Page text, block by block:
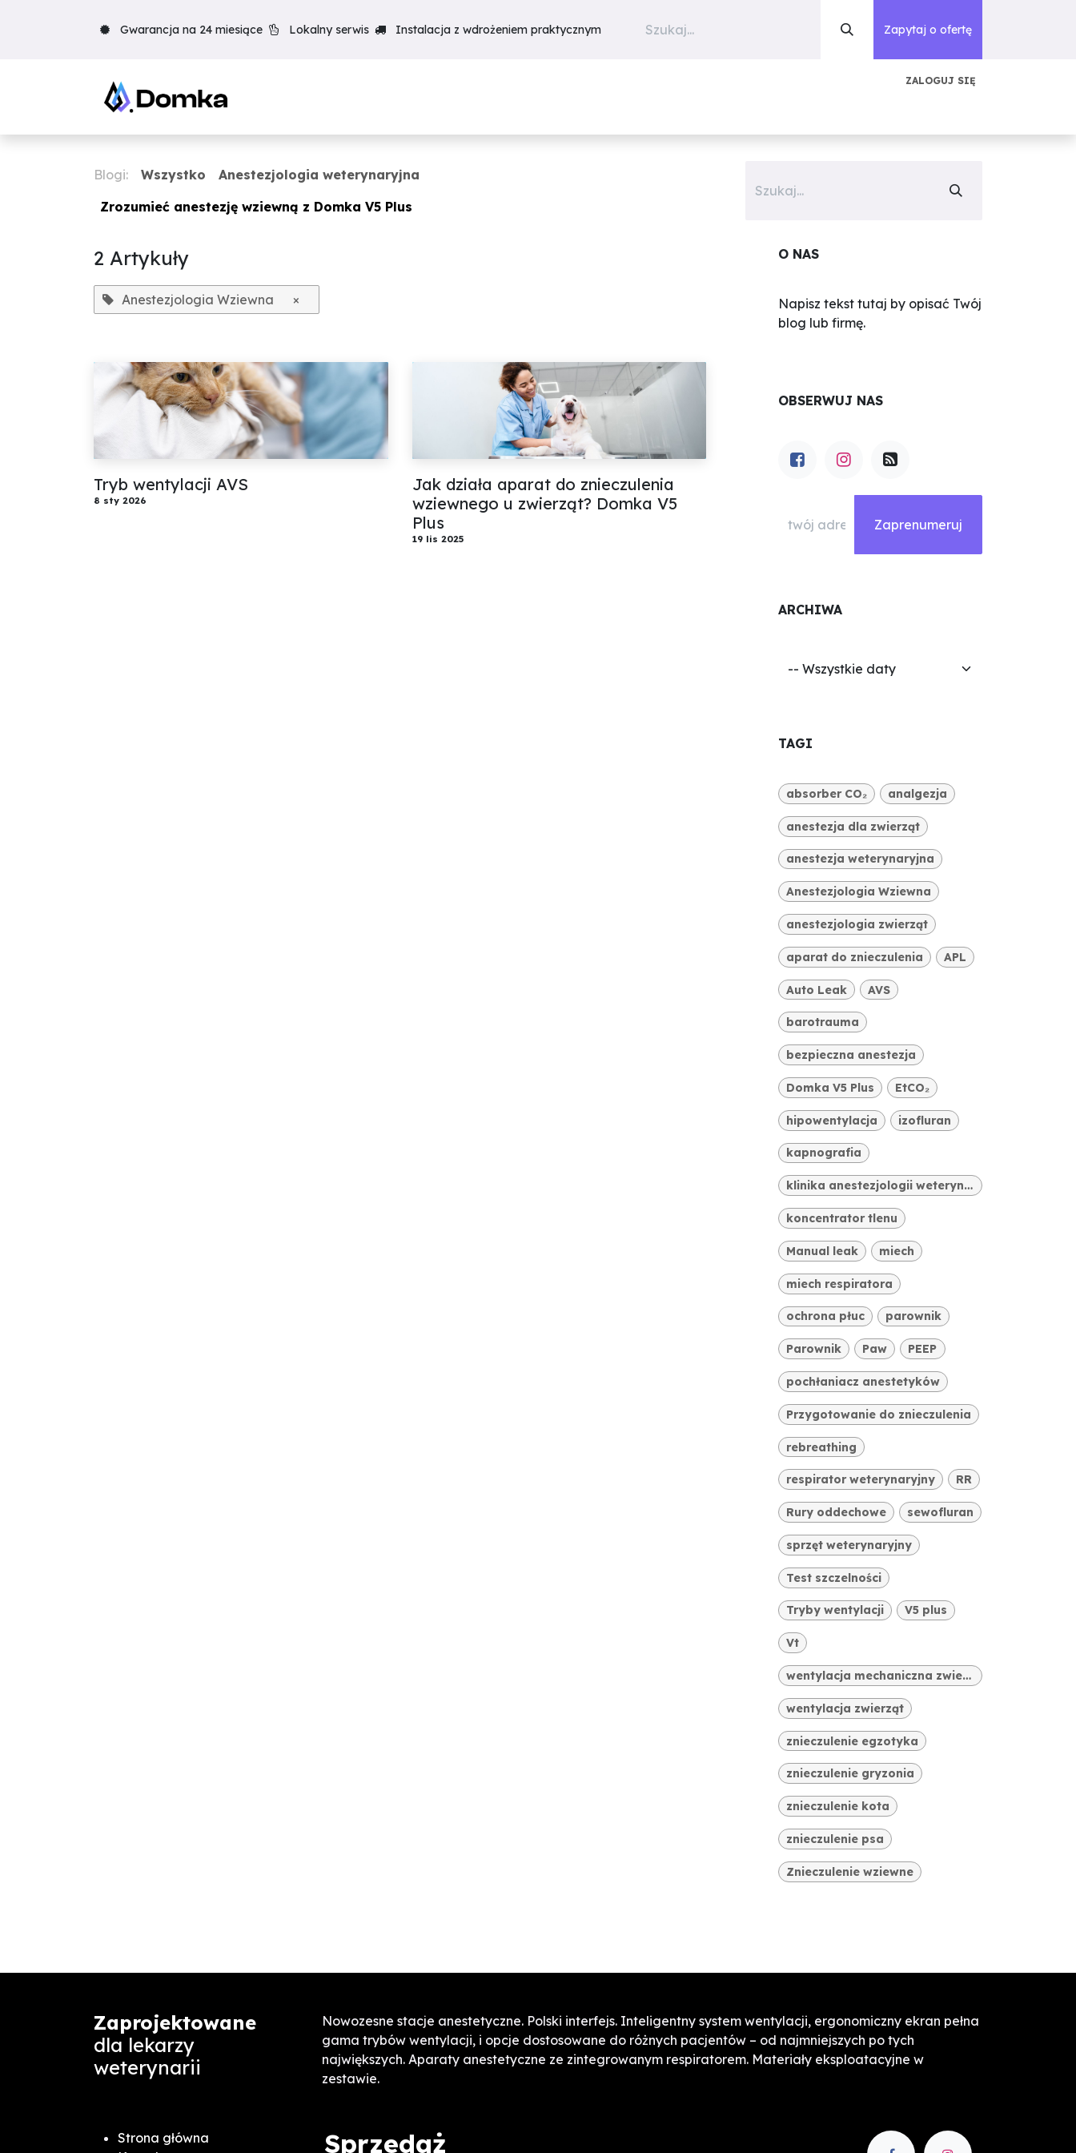
Gwarancja na 24 miesiące Lokalny serwis Instalacja z wdrożeniem praktycznym Zapytaj o ofertę
ZALOGUJ SIĘ
Blogi: Wszystko
Anestezjologia weterynaryjna
Zrozumieć anestezję wziewną z Domka V5 Plus
2 Artykuły
Anestezjologia Wziewna ×
Tryb wentylacji AVS
8 sty 2026
Jak działa aparat do znieczulenia
wziewnego u zwierząt? Domka V5
Plus
19 lis 2025
O NAS
Napisz tekst tutaj by opisać Twój
blog lub firmę.
OBSERWUJ NAS
Zaprenumeruj
ARCHIWA
TAGI
absorber CO₂ analgezja
anestezja dla zwierząt
anestezja weterynaryjna
Anestezjologia Wziewna
anestezjologia zwierząt
aparat do znieczulenia APL
Auto Leak AVS
barotrauma
bezpieczna anestezja
Domka V5 Plus EtCO₂
hipowentylacja izofluran
kapnografia
klinika anestezjologii weterynaryjnej
koncentrator tlenu
Manual leak miech
miech respiratora
ochrona płuc parownik
Parownik Paw PEEP
pochłaniacz anestetyków
Przygotowanie do znieczulenia
rebreathing
respirator weterynaryjny RR
Rury oddechowe sewofluran
sprzęt weterynaryjny
Test szczelności
Tryby wentylacji V5 plus
Vt
wentylacja mechaniczna zwierząt
wentylacja zwierząt
znieczulenie egzotyka
znieczulenie gryzonia
znieczulenie kota
znieczulenie psa
Znieczulenie wziewne
Zaprojektowane
dla lekarzy
weterynarii
Nowozesne stacje anestetyczne. Polski interfejs. Inteligentny system wentylacji, ergonomiczny ekran pełna
gama trybów wentylacji, i opcje dostosowane do różnych pacjentów – od najmniejszych po tych
największych. Aparaty anestetyczne ze zintegrowanym respiratorem. Materiały eksploatacyjne w
zestawie.
Strona główna
Sprzedaż